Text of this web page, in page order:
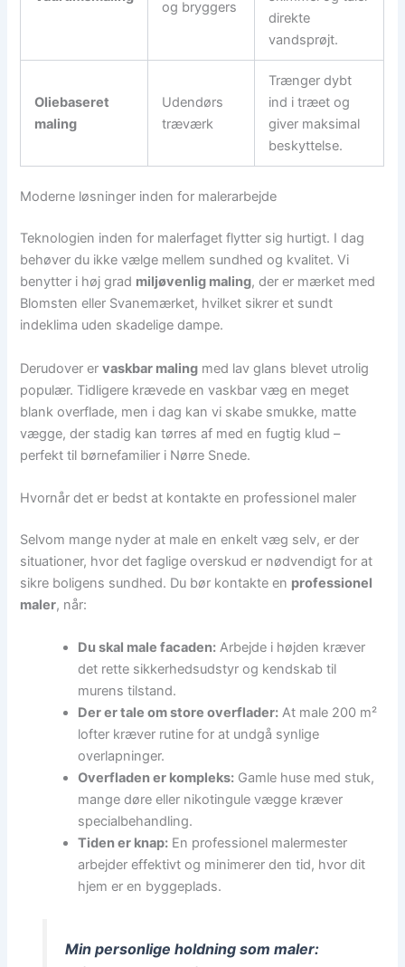
og bryggers
direkte
vandsprøjt.
Oliebaseret
maling
Udendørs
træværk
Trænger dybt
ind i træet og
giver maksimal
beskyttelse.
Moderne løsninger inden for malerarbejde
Teknologien inden for malerfaget flytter sig hurtigt. I dag
behøver du ikke vælge mellem sundhed og kvalitet. Vi
benytter i høj grad miljøvenlig maling, der er mærket med
Blomsten eller Svanemærket, hvilket sikrer et sundt
indeklima uden skadelige dampe.
Derudover ervaskbar maling med lav glans blevet utrolig
populær. Tidligere krævede en vaskbar væg en meget
blank overflade, men i dag kan vi skabe smukke, matte
vægge, der stadig kan tørres af med en fugtig klud –
perfekt til børnefamilier i Nørre Snede.
Hvornår det er bedst at kontakte en professionel maler
Selvom mange nyder at male en enkelt væg selv, er der
situationer, hvor det faglige overskud er nødvendigt for at
sikre boligens sundhed. Du bør kontakte en professionel
maler, når:
Du skal male facaden: Arbejde i højden kræver
det rette sikkerhedsudstyr og kendskab til
murens tilstand.
Der er tale om store overflader: At male 200 m²
lofter kræver rutine for at undgå synlige
overlapninger.
Overfladen er kompleks: Gamle huse med stuk,
mange døre eller nikotingule vægge kræver
specialbehandling.
Tiden er knap: En professionel malermester
arbejder effektivt og minimerer den tid, hvor dit
hjem er en byggeplads.
Min personlige holdning som maler: